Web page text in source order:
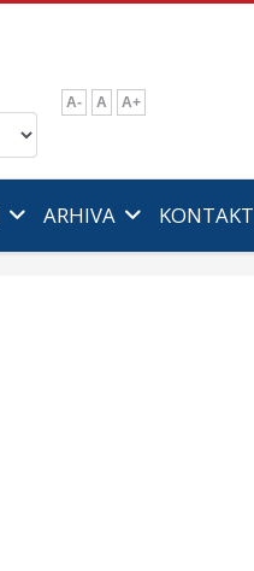
A- A A+
ARHIVA KONTAKT